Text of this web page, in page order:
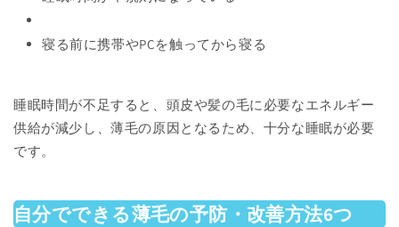
寝る前に携帯やPCを触ってから寝る
睡眠時間が不足すると、頭皮や髪の毛に必要なエネルギー
供給が減少し、薄毛の原因となるため、十分な睡眠が必要
です。
自分でできる薄毛の予防・改善方法6つ